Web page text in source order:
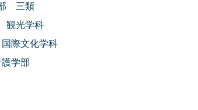
三類
観光学科
際文化学科
学部